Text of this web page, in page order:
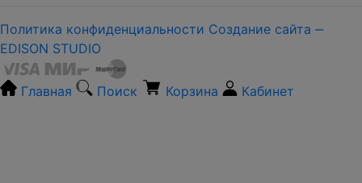
Политика конфиденциальности Создание сайта ‒
EDISON STUDIO
Главная Поиск Корзина Кабинет